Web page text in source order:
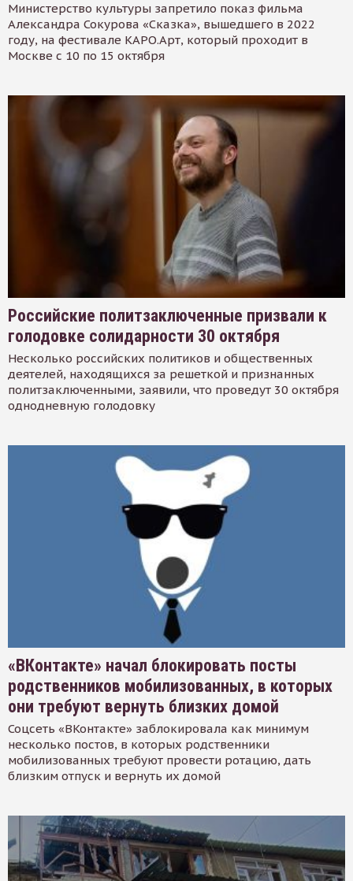
Министерство культуры запретило показ фильма
Александра Сокурова «Сказка», вышедшего в 2022
году, на фестивале КАРО.Арт, который проходит в
Москве с 10 по 15 октября
Российские политзаключенные призвали к
голодовке солидарности 30 октября
Несколько российских политиков и общественных
деятелей, находящихся за решеткой и признанных
политзаключенными, заявили, что проведут 30 октября
однодневную голодовку
«ВКонтакте» начал блокировать посты
родственников мобилизованных, в которых
они требуют вернуть близких домой
Соцсеть «ВКонтакте» заблокировала как минимум
несколько постов, в которых родственники
мобилизованных требуют провести ротацию, дать
близким отпуск и вернуть их домой